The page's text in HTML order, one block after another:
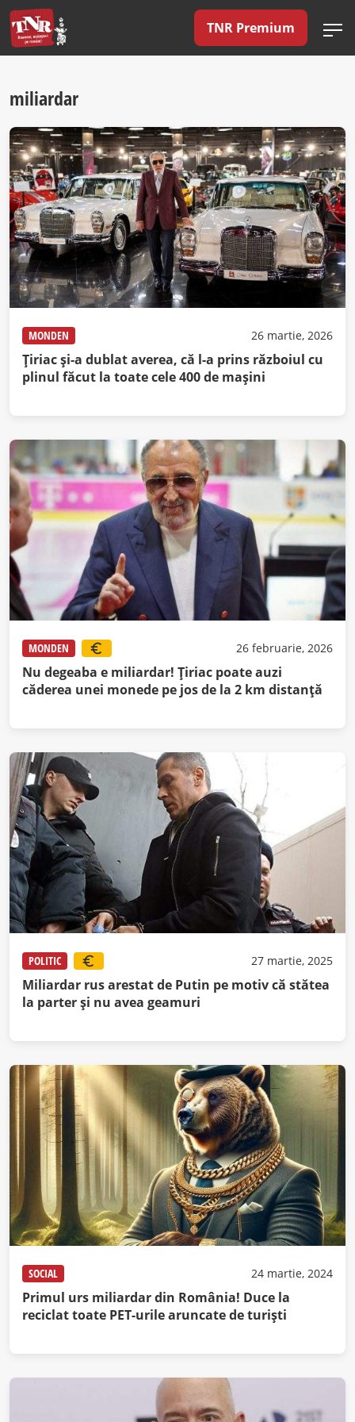
TNR Premium
miliardar
MONDEN 26 martie, 2026
Țiriac și-a dublat averea, că l-a prins războiul cu
plinul făcut la toate cele 400 de mașini
MONDEN 26 februarie, 2026
Nu degeaba e miliardar! Țiriac poate auzi
căderea unei monede pe jos de la 2 km distanță
POLITIC 27 martie, 2025
Miliardar rus arestat de Putin pe motiv că stătea
la parter și nu avea geamuri
SOCIAL 24 martie, 2024
Primul urs miliardar din România! Duce la
reciclat toate PET-urile aruncate de turişti